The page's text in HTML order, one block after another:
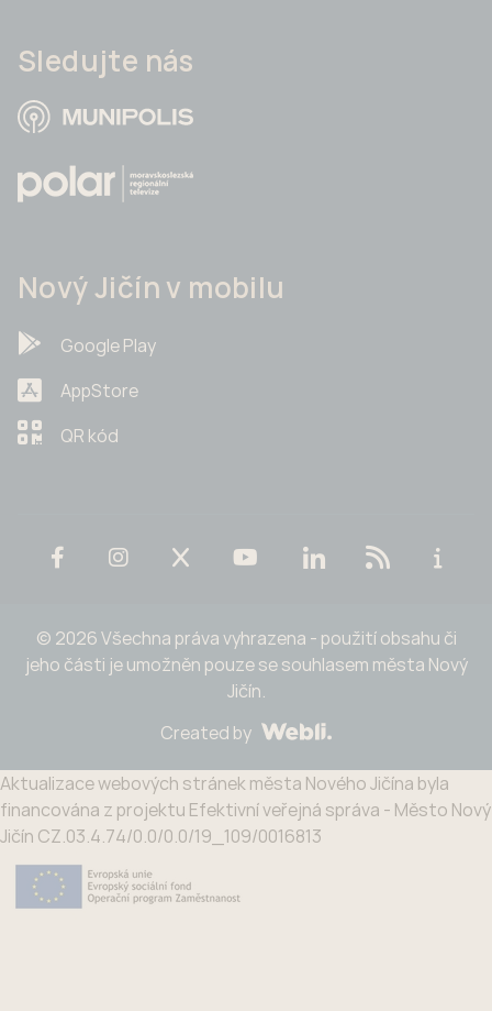
Sledujte nás
Nový Jičín v mobilu
Google Play
AppStore
QR kód
© 2026 Všechna práva vyhrazena - použití obsahu či
jeho části je umožněn pouze se souhlasem města Nový
Jičín.
Created by
Aktualizace webových stránek města Nového Jičína byla
financována z projektu Efektivní veřejná správa - Město Nový
Jičín CZ.03.4.74/0.0/0.0/19_109/0016813